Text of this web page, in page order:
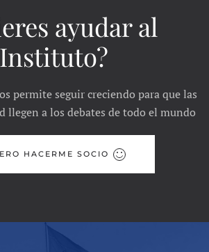
ayudar al
Instituto?
permite seguir creciendo para que las
llegen a los debates de todo el mundo
HACERME SOCIO